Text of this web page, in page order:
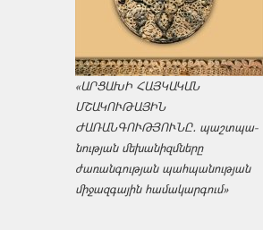
«ԱՐՑԱԽԻ ՀԱՅԿԱԿԱՆ
ՄՇԱԿՈՒԹԱՅԻՆ
ԺԱՌԱՆԳՈՒԹՅՈՒՆԸ․ պաշտպա­
նության մեխանիզմները
ժառանգության պահպանության
միջազ­գային համակարգում»